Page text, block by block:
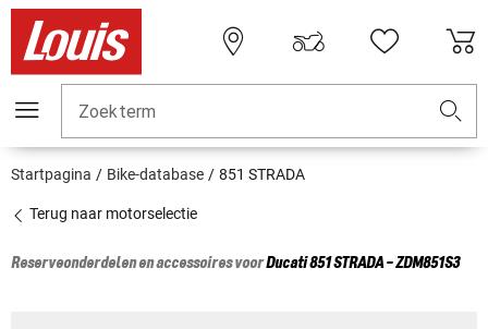
Zoekterm
Startpagina Bike-database 851 STRADA
Terug naar motorselectie
Reserveonderdelen en accessoires voorDucati851 STRADA - ZDM851S3